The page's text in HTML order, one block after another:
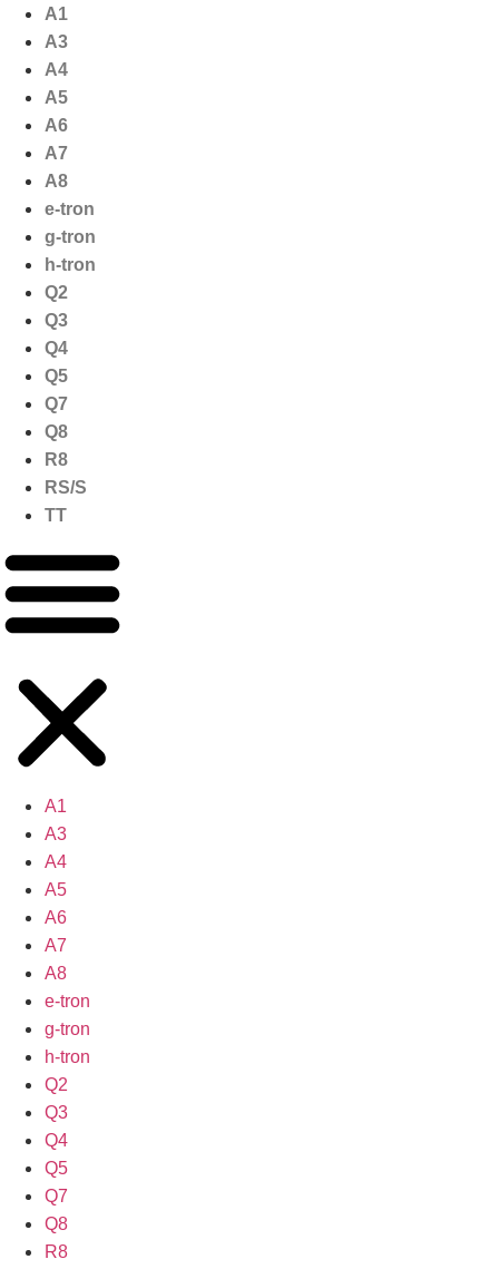
naar
inhoud
A1
A3
A4
A5
A6
A7
A8
e-tron
g-tron
h-tron
Q2
Q3
Q4
Q5
Q7
Q8
R8
RS/S
TT
A1
A3
A4
A5
A6
A7
A8
e-tron
g-tron
h-tron
Q2
Q3
Q4
Q5
Q7
Q8
R8